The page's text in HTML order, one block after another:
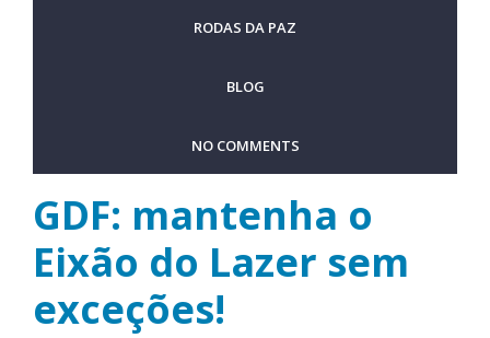
RODAS DA PAZ
BLOG
NO COMMENTS
GDF: mantenha o
Eixão do Lazer sem
exceções!